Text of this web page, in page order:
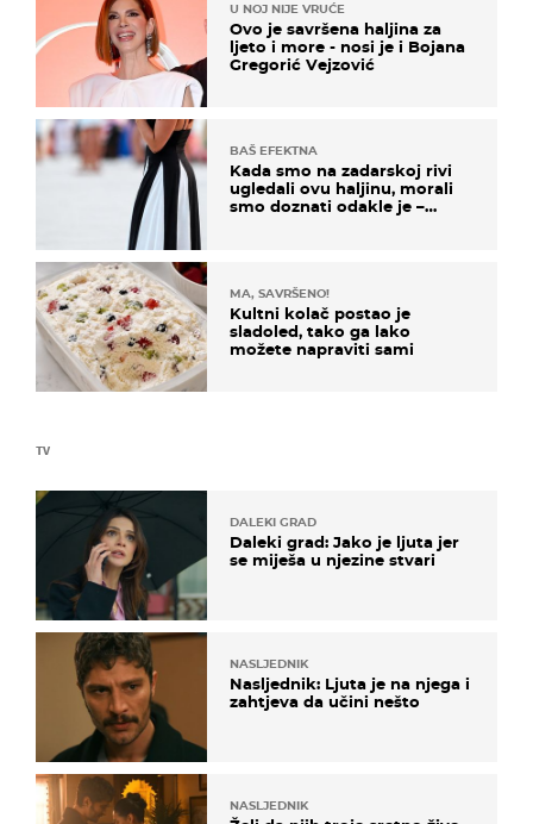
TV
DALEKI GRAD
Daleki grad: Jako je ljuta jer
se miješa u njezine stvari
NASLJEDNIK
Nasljednik: Ljuta je na njega i
zahtjeva da učini nešto
NASLJEDNIK
U NOJ NIJE VRUĆE
Ovo je savršena haljina za
ljeto i more - nosi je i Bojana
Gregorić Vejzović
BAŠ EFEKTNA
Kada smo na zadarskoj rivi
ugledali ovu haljinu, morali
smo doznati odakle je –
MA, SAVRŠENO!
Kultni kolač postao je
sladoled, tako ga lako
možete napraviti sami